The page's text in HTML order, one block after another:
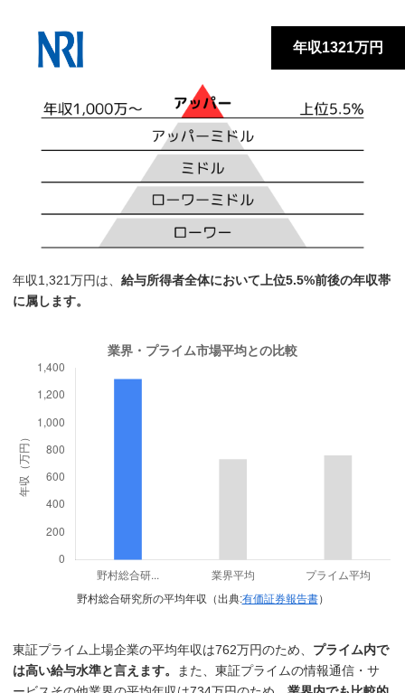
年収1321万円
年収1,321万円は、給与所得者全体において上位5.5%前後の年収帯
に属します。
野村総合研究所の平均年収（出典:有価証券報告書）
東証プライム上場企業の平均年収は762万円のため、 プライム内で
は高い給与水準と言えます。
また、東証プライムの情報通信・サ